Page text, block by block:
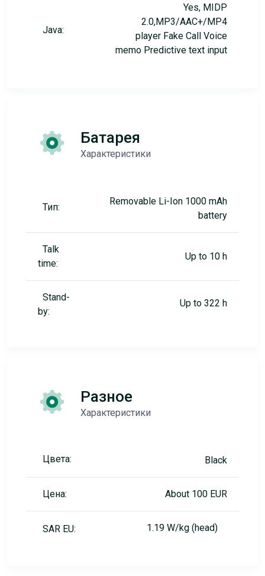
Java:
Yes, MIDP
2.0,MP3/AAC+/MP4
player Fake Call Voice
memo Predictive text input
Батарея
Характеристики
Тип:
Removable Li-Ion 1000 mAh
battery
Talk
time:
Up to 10 h
Stand-
by:
Up to 322 h
Разное
Характеристики
Цвета: Black
Цена: About 100 EUR
SAR EU: 1.19 W/kg (head)